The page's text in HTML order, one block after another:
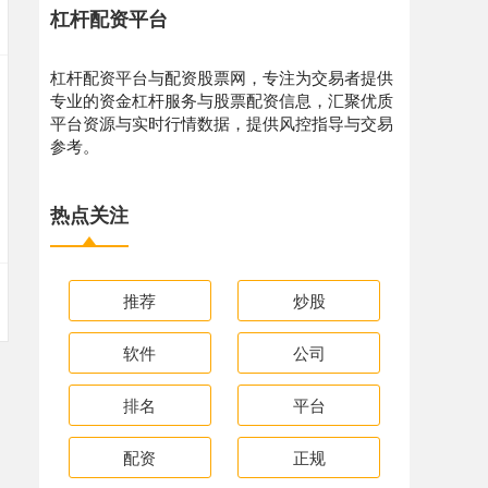
杠杆配资平台
杠杆配资平台与配资股票网，专注为交易者提供
专业的资金杠杆服务与股票配资信息，汇聚优质
平台资源与实时行情数据，提供风控指导与交易
参考。
热点关注
推荐 炒股
软件 公司
排名 平台
配资 正规